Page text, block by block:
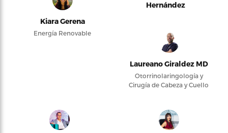
Kiara Gerena
Energía Renovable
Hernández
Laureano Giraldez MD
Otorrinolaringología y
Cirugía de Cabeza y Cuello